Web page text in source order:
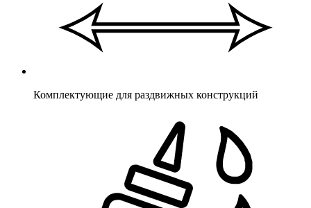
Комплектующие для раздвижных конструкций